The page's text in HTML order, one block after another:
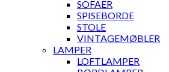
SOFAER
SPISEBORDE
STOLE
VINTAGEMØBLER
LAMPER
LOFTLAMPER